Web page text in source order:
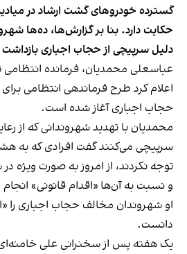
گسترده خودروهای گشت ارشاد در
دلیل سرپیچی از حجاب اجباری
عباسعلی محمدیان، فرمانده انتظامی
اعلام کرد طرح فرماندهی انتظامی
حجاب اجباری آغاز شده است.
محمدیان با تهدید شهروندانی که از
سرپیچی می‌کنند گفت افرادی که به
توجه نکردند، از امروز به صورت ویژه
و نسبت به آن‌ها «اقدام قانونی»
او شهروندان مخالف حجاب اجباری را
دانست.
یک هفته پس از سخنرانی علی